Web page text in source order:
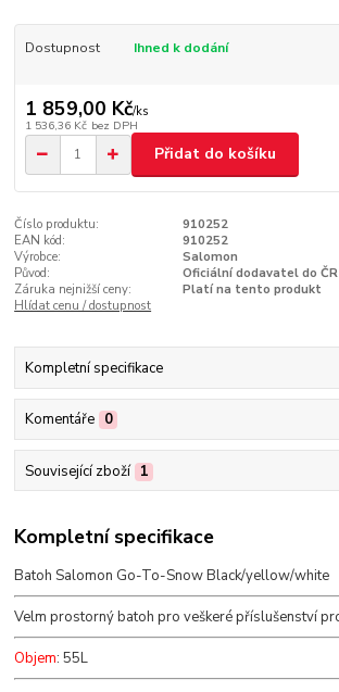
Dostupnost Ihned k dodání
1 859,00 Kč/ks
1 536,36 Kč bez DPH
Přidat do košíku
Číslo produktu:
910252
EAN kód:
910252
Výrobce:
Salomon
Původ:
Oficiální dodavatel do ČR
Záruka nejnižší ceny:
Platí na tento produkt
Hlídat cenu / dostupnost
Kompletní specifikace
Komentáře 0
Související zboží 1
Kompletní specifikace
Batoh Salomon Go-To-Snow Black/yellow/white
Velm prostorný batoh pro veškeré příslušenství
Objem: 55L